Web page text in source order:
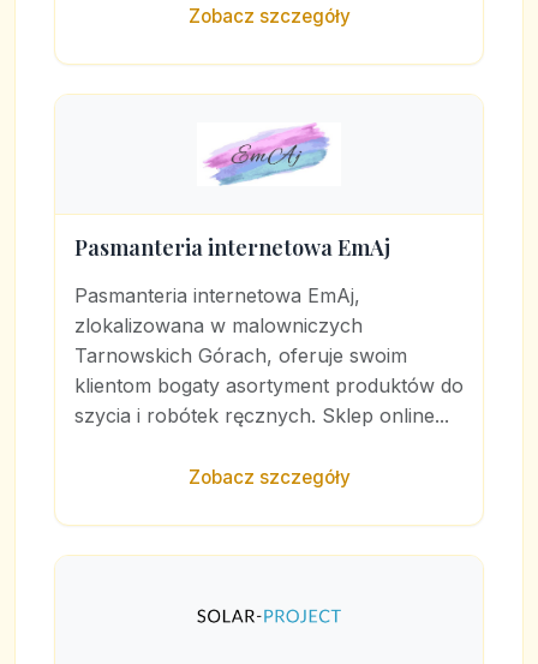
Zobacz szczegóły
Pasmanteria internetowa EmAj
Pasmanteria internetowa EmAj,
zlokalizowana w malowniczych
Tarnowskich Górach, oferuje swoim
klientom bogaty asortyment produktów do
szycia i robótek ręcznych. Sklep online...
Zobacz szczegóły